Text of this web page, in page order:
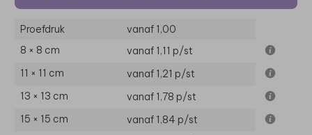
Proefdruk
vanaf 1,00
8 × 8 cm
vanaf 1,11 p/st
11 × 11 cm
vanaf 1,21 p/st
13 × 13 cm
vanaf 1,78 p/st
15 × 15 cm
vanaf 1,84 p/st